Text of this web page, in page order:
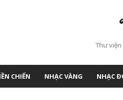
Thư
CHIẾN NHẠC VÀNG NHẠC